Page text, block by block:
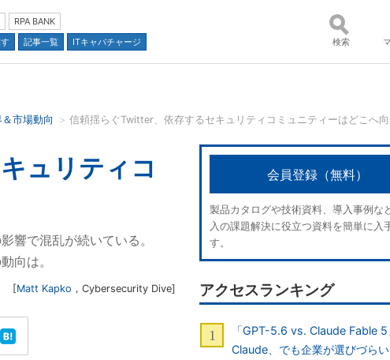
RPA BANK
記事一覧 ITキャパチャージ
コンテンツ：
並び順：
検索
市場動向 信頼揺らぐTwitter、依存するセキュリティコミュニティーはどこへ向
ュリティコ
響で混乱が続いている。
向は。
[Matt Kapko ， Cybersecurity Dive]
会員登録（無料）
製品カタログや技術資料、導入事例な
入の課題解決に役立つ資料を簡単に入
す。
アクセスランキング
「GPT-5.6 vs. Claude Fable 5
Claude、でも企業が選びづらい